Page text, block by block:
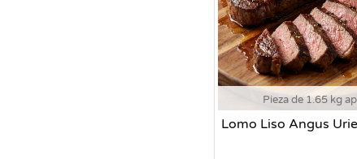
Pieza de 1.65 kg
Lomo Liso Angus